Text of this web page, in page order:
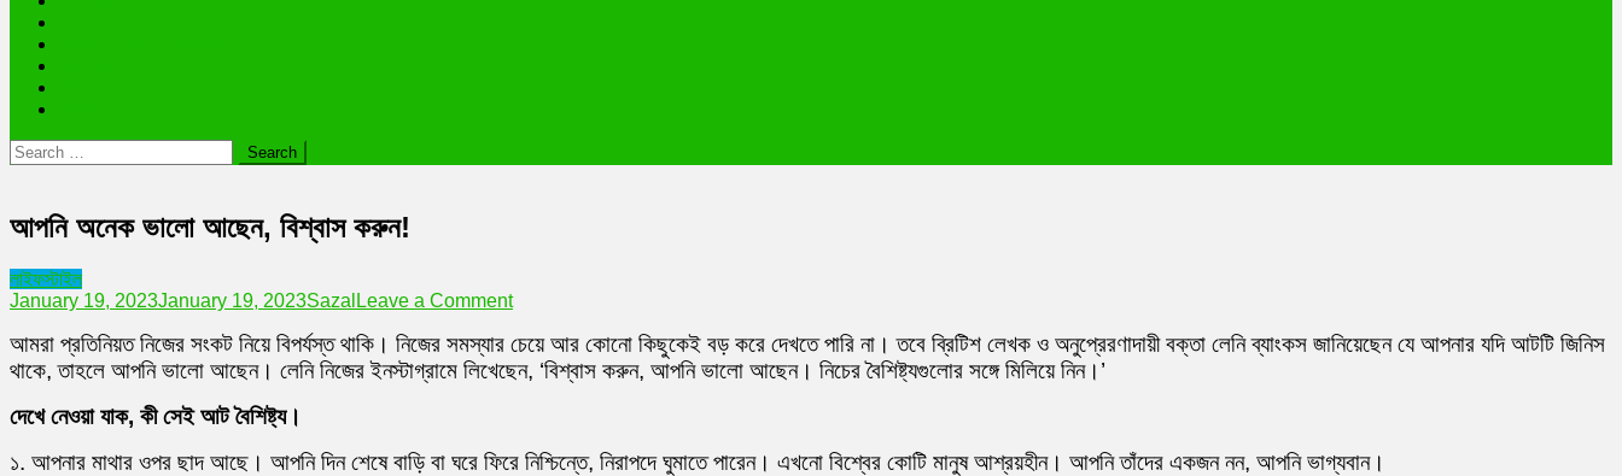
Search
for:
আপনি অনেক ভালো আছেন, বিশ্বাস করুন!
লাইফস্টাইল
January 19, 2023January 19, 2023Sazal Leave a Commenton
অনেক
ভালো
আছেন,
আমরা প্রতিনিয়ত নিজের সংকট নিয়ে বিপর্যস্ত থাকি। নিজের সমস্যার চেয়ে আর কোনো কিছুকেই বড় করে দেখতে পারি না। তবে ব্রিটিশ লেখক ও অনুপ্রেরণাদায়ী বক্তা লেনি ব্যাংকস জানিয়েছেন যে আপনার যদি আটটি জিনিস
থাকে, তাহলে আপনি ভালো আছেন। লেনি নিজের ইনস্টাগ্রামে লিখেছেন, ‘বিশ্বাস করুন, আপনি ভালো আছেন। নিচের বৈশিষ্ট্যগুলোর সঙ্গে মিলিয়ে নিন।’
দেখেনেওয়াযাক, কীসেইআটবৈশিষ্ট্য।
১. আপনার মাথার ওপর ছাদ আছে। আপনি দিন শেষে বাড়ি বা ঘরে ফিরে নিশ্চিন্তে, নিরাপদে ঘুমাতে পারেন। এখনো বিশ্বের কোটি মানুষ আশ্রয়হীন। আপনি তাঁদের একজন নন, আপনি ভাগ্যবান।